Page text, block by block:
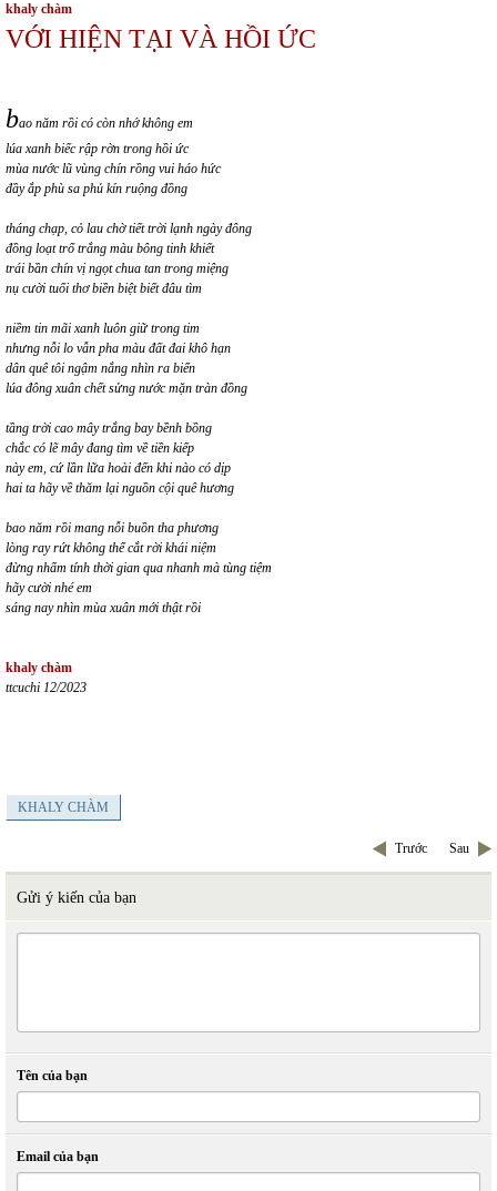
khaly chàm
VỚI HIỆN TẠI VÀ HỒI ỨC
bao năm rồi có còn nhớ không em
lúa xanh biếc rập rờn trong hồi ức
mùa nước lũ vùng chín rồng vui háo hức
đầy ắp phù sa phủ kín ruộng đồng
tháng chạp, cỏ lau chờ tiết trời lạnh ngày đông
đồng loạt trổ trắng màu bông tinh khiết
trái bần chín vị ngọt chua tan trong miệng
nụ cười tuổi thơ biền biệt biết đâu tìm
niềm tin mãi xanh luôn giữ trong tim
nhưng nỗi lo vẫn pha màu đất đai khô hạn
dân quê tôi ngậm nắng nhìn ra biển
lúa đông xuân chết sửng nước mặn tràn đồng
tầng trời cao mây trắng bay bềnh bồng
chắc có lẽ mây đang tìm về tiền kiếp
này em, cứ lần lữa hoài đến khi nào có dịp
hai ta hãy về thăm lại nguồn cội quê hương
bao năm rồi mang nỗi buồn tha phương
lòng ray rứt không thể cắt rời khái niệm
đừng nhẩm tính thời gian qua nhanh mà tùng tiệm
hãy cười nhé em
sáng nay nhìn mùa xuân mới thật rồi
khaly chàm
ttcuchi 12/2023
KHALY CHÀM
Trước Sau
Gửi ý kiến của bạn
Tên của bạn
Email của bạn